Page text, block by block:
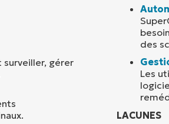
gérer
des
Les
LACUNES